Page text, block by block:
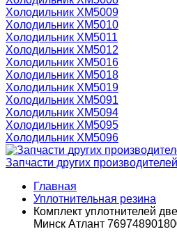
Холодильник ХМ5009
Холодильник ХМ5010
Холодильник ХМ5011
Холодильник ХМ5012
Холодильник ХМ5016
Холодильник ХМ5018
Холодильник ХМ5019
Холодильник ХМ5091
Холодильник ХМ5094
Холодильник ХМ5095
Холодильник ХМ5096
Запчасти других производителей
Главная
Уплотнительная резина
Комплект уплотнителей
Минск Атлант